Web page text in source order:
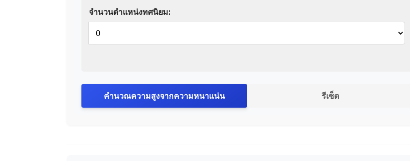
จำนวนตำแหน่งทศนิยม:
คำนวณความสูงจากความหนาแน่น รีเซ็ต